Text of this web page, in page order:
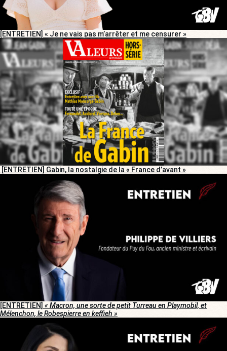
[ENTRETIEN] « Je ne vais pas m’arrêter et me censurer »
[ENTRETIEN] Gabin, la nostalgie de la « France d’avant »
[ENTRETIEN] « Macron, une sorte de petit Turreau en Playmobil, et
Mélenchon, le Robespierre en keffieh »